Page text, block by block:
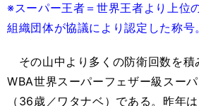
※スーパー王者＝世界王者より上位
組織団体が協議により認定した称号。
その山中より多くの防衛回数を積
WBA世界スーパーフェザー級スー
（36歳／ワタナベ）である。昨年